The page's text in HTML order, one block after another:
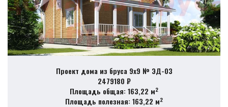
Проект дома из бруса 9х9 № ЭД-03
2479180 ₽
Площадь общая: 163,22 м2
Площадь полезная: 163,22 м2